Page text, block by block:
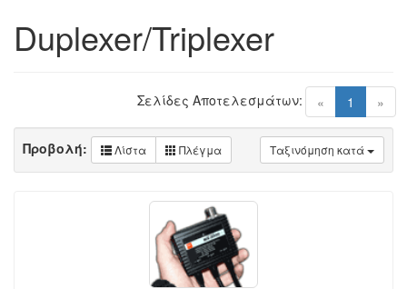
Duplexer/Triplexer
« 1 (current)
»
Σελίδες Αποτελεσμάτων:
Ταξινόμηση κατά
Προβολή: Λίστα Πλέγμα